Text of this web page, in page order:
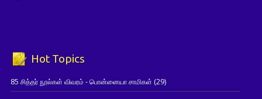
Hot Topics
85 சித்தர் நூல்கள் விவரம் - பொன்னையா சாமிகள் (29)